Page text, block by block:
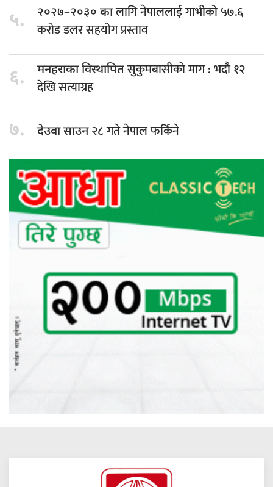
५. २०२७–२०३० कालागि नेपाललाई गाभीको ५७.६
करोड डलर सहयोग प्रस्ताव
६. मनहराका विस्थापितसुकुमबासीको माग : भदौ १२
देखि सत्याग्रह
७. देउवा साउन२८ गते नेपाल फर्किने